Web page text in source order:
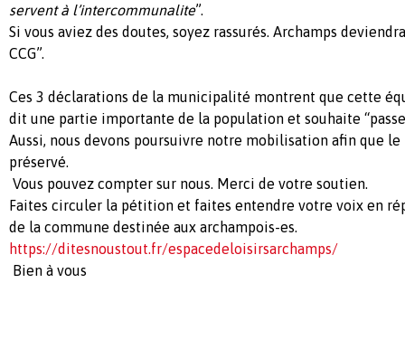
servent à l’intercommunalite”.
Si vous aviez des doutes, soyez rassurés. Archamps
CCG”.
Ces 3 déclarations de la municipalité montrent que cette
dit une partie importante de la population et souhaite
Aussi, nous devons poursuivre notre mobilisation afin que le
préservé.
Vous pouvez compter sur nous. Merci de votre soutien.
Faites circuler la pétition et faites entendre votre voix en
de la commune destinée aux archampois-es.
https://ditesnoustout.fr/espacedeloisirsarchamps/
Bien à vous